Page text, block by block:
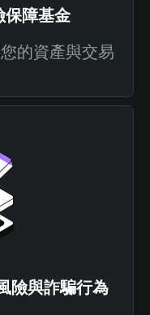
障基金
的資產與交易
險與詐騙行為